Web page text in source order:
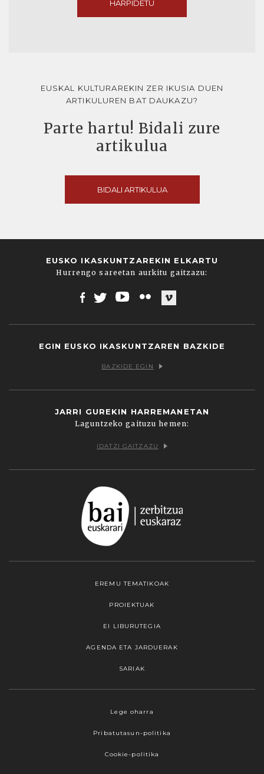
HARPIDETU
EUSKAL KULTURAREKIN ZER IKUSIA DUEN
ARTIKULUREN BAT DAUKAZU?
Parte hartu! Bidali zure
artikulua
BIDALI ARTIKULUA
EUSKO IKASKUNTZAREKIN ELKARTU
Hurrengo sareetan aurkitu gaitzazu:
EGIN EUSKO IKASKUNTZAREN BAZKIDE
BAZKIDE EGIN
JARRI GUREKIN HARREMANETAN
Laguntzeko gaituzu hemen:
IDATZI GAITZAZU
EREMU TEMATIKOAK
PROIEKTUAK
EI LIBURUTEGIA
AGENDA ETA JARDUERAK
SARIAK
Lege oharra
Pribatutasun-politika
Cookie-politika
Webgune honek cookieak erabiltzen ditu,
nabigatzeko nahiago duzun cookie aukera.
Guztiz desaktibatzea ere hauta dezakezu.